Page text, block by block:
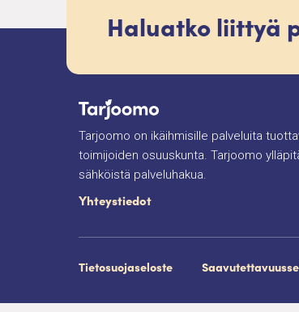
Haluatko liittyä
Tarjoomo on ikäihmisille palveluita
toimijoiden osuuskunta. Tarjoomo
sähköistä palveluhakua.
Yhteystiedot
Tietosuojaseloste